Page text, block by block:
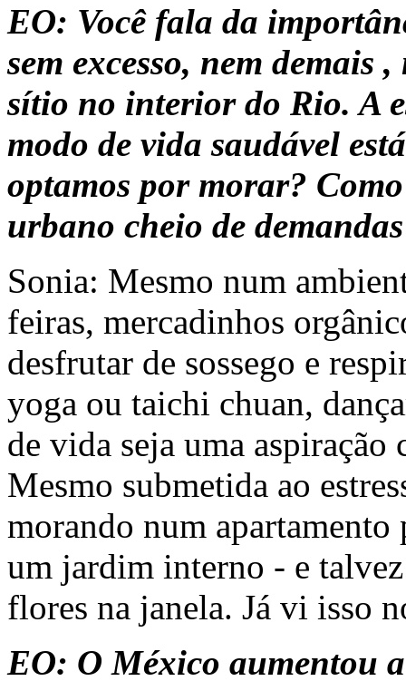
EO: Você fala da
sem excesso, nem demais
sítio no interior do Rio. A
modo de vida saudável
optamos por morar?
urbano cheio de
Sonia: Mesmo num
feiras, mercadinhos
desfrutar de sossego e
yoga ou taichi chuan,
de vida seja uma aspiração
Mesmo submetida ao
morando num apartamento
um jardim interno - e
flores na janela. Já vi isso
EO: O México aumentou